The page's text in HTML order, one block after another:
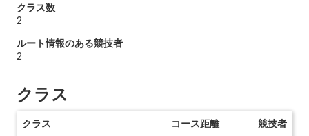
クラス数
2
ルート情報のある競技者
2
クラス
クラス コース距離 競技者